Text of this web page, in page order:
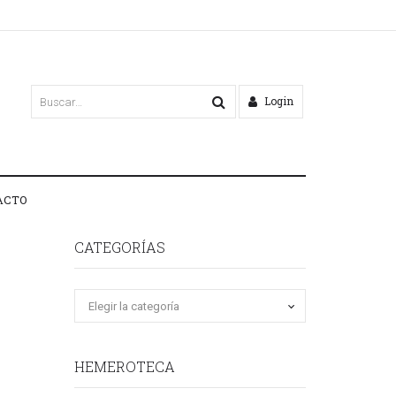
Login
CATEGORÍAS
HEMEROTECA